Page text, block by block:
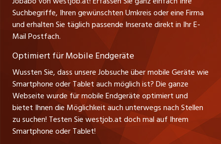
Führungspositionen
Management / Kader-Jobs
jobbasel.ch
zentraljob.ch
myjob.ch
schaffu.ch (VS)
ajourjob.ch
russmedia.com
Leiter westjob.at
Andrea Graf
Tel. +43 664 20 30 02 1
Verkauf und Beratung
Suchbegriffe, Ihren gewünschten Umkreis oder eine Firma
und erhalten Sie täglich passende Inserate direkt in Ihr E-
Mail Postfach.
Optimiert für Mobile Endgeräte
Wussten Sie, dass unsere Jobsuche über mobile Geräte wie
Smartphone oder Tablet auch möglich ist? Die ganze
Webseite wurde für mobile Endgeräte optimiert und
bietet Ihnen die Möglichkeit auch unterwegs nach Stellen
zu suchen! Testen Sie westjob.at doch mal auf Ihrem
Smartphone oder Tablet!